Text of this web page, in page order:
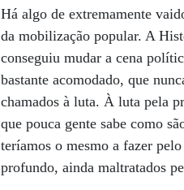
Há algo de extremamente
da mobilização popular. A
conseguiu mudar a cena
bastante acomodado, que
chamados à luta. À luta pela
que pouca gente sabe como
teríamos o mesmo a fazer
profundo, ainda maltratados